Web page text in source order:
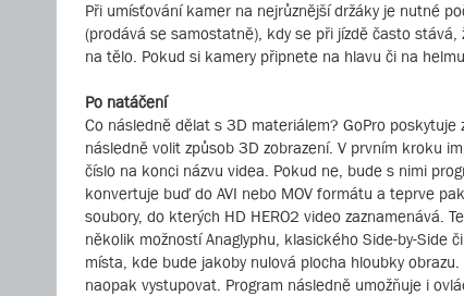
Při umísťování kamer na nejrůznější držáky je nutné
(prodává se samostatně), kdy se při jízdě často
na tělo. Pokud si kamery připnete na hlavu či na
Po natáčení
Co následně dělat s 3D materiálem? GoPro
následně volit způsob 3D zobrazení. V prvním kroku
číslo na konci názvu videa. Pokud ne, bude s nimi
konvertuje buď do AVI nebo MOV formátu a teprve
soubory, do kterých HD HERO2 video zaznamenává.
několik možností Anaglyphu, klasického Side-by-Side
místa, kde bude jakoby nulová plocha hloubky
naopak vystupovat. Program následně umožňuje i